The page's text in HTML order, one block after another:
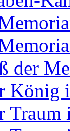
der
König
Traum